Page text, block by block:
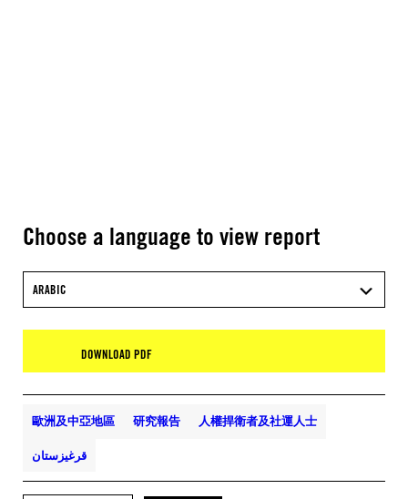
Choose a language to view report
ARABIC
DOWNLOAD PDF
歐洲及中亞地區 研究報告 人權捍衛者及社運人士
قرغيزستان